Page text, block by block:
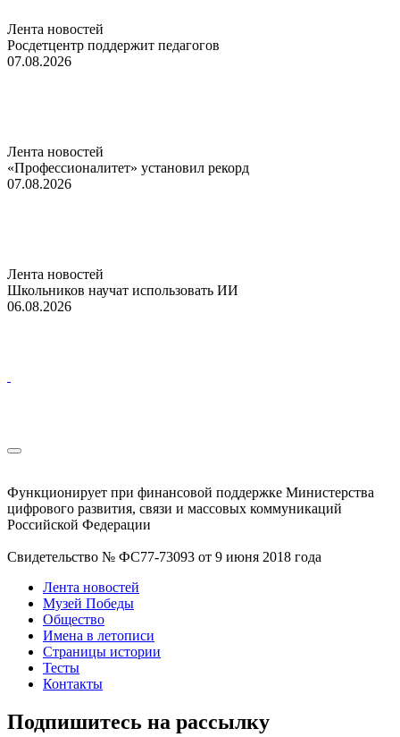
Лента новостей
Росдетцентр поддержит педагогов
07.08.2026
Лента новостей
«Профессионалитет» установил рекорд
07.08.2026
Лента новостей
Школьников научат использовать ИИ
06.08.2026
Функционирует при финансовой поддержке Министерства
цифрового развития, связи и массовых коммуникаций
Российской Федерации
Свидетельство № ФС77-73093 от 9 июня 2018 года
Лента новостей
Музей Победы
Общество
Имена в летописи
Страницы истории
Тесты
Контакты
Подпишитесь на рассылку